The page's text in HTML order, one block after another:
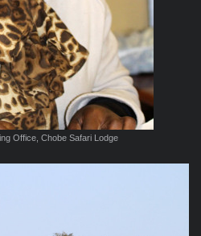
Office, Chobe Safari Lodge